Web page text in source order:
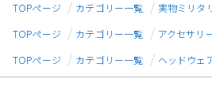
TOPページ
カテゴリー一覧 実物ミリタ
TOPページ
カテゴリー一覧 アクセサリ
TOPページ
カテゴリー一覧 ヘッドウェ